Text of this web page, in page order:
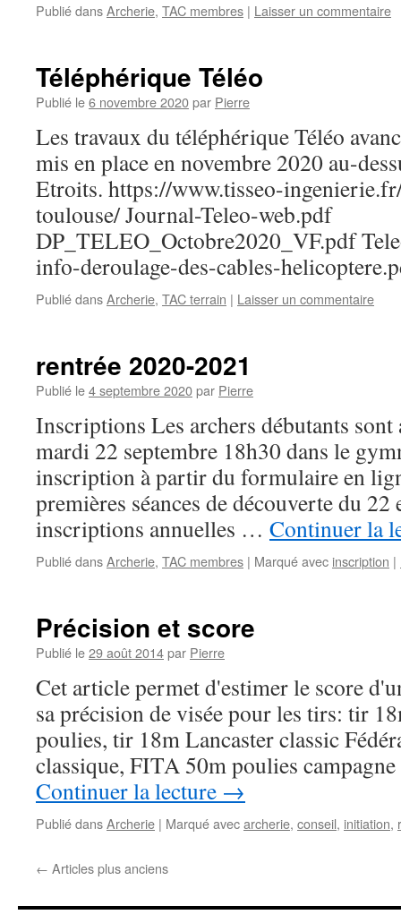
Publié dansArcherie, TAC membres | Laisser un commentaire
Téléphérique Téléo
Publié le6 novembre 2020par Pierre
Les travaux du téléphérique Téléo
mis en place en novembre 2020 au-
Etroits. https://www.tisseo-
toulouse/ Journal-Teleo-web.pdf
DP_TELEO_Octobre2020_VF.pdf
info-deroulage-des-cables-
Publié dansArcherie, TAC terrain | Laisser un commentaire
rentrée 2020-2021
Publié le4 septembre 2020par Pierre
Inscriptions Les archers débutants
mardi 22 septembre 18h30 dans le
inscription à partir du formulaire en
premières séances de découverte du 22
inscriptions annuelles … Continuer la
Publié dansArcherie, TAC membres | Marqué avec inscription |
Précision et score
Publié le29 août 2014par Pierre
Cet article permet d'estimer le score
sa précision de visée pour les tirs: tir
poulies, tir 18m Lancaster classic
classique, FITA 50m poulies
Continuer la lecture →
Publié dansArcherie | Marqué avecarcherie, conseil, initiation,
← Articles plus anciens